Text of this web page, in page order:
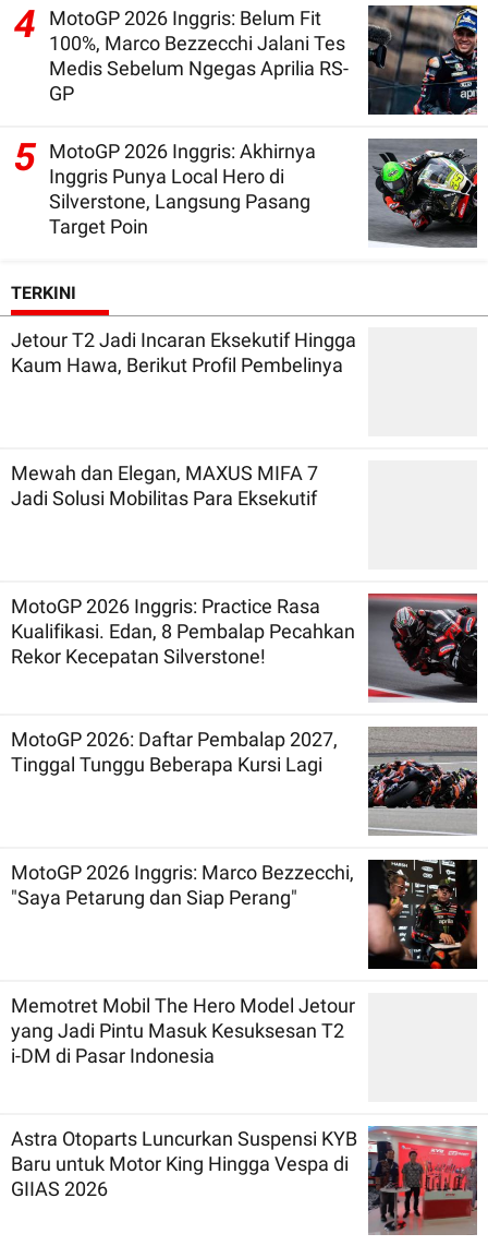
4
MotoGP 2026 Inggris: Belum Fit
100%, Marco Bezzecchi Jalani Tes
Medis Sebelum Ngegas Aprilia RS-
GP
5 MotoGP 2026 Inggris: Akhirnya
Inggris Punya Local Hero di
Silverstone, Langsung Pasang
Target Poin
TERKINI
Jetour T2 Jadi Incaran Eksekutif Hingga
Kaum Hawa, Berikut Profil Pembelinya
Mewah dan Elegan, MAXUS MIFA 7
Jadi Solusi Mobilitas Para Eksekutif
MotoGP 2026 Inggris: Practice Rasa
Kualifikasi. Edan, 8 Pembalap Pecahkan
Rekor Kecepatan Silverstone!
MotoGP 2026: Daftar Pembalap 2027,
Tinggal Tunggu Beberapa Kursi Lagi
MotoGP 2026 Inggris: Marco Bezzecchi,
"Saya Petarung dan Siap Perang"
Memotret Mobil The Hero Model Jetour
yang Jadi Pintu Masuk Kesuksesan T2
i-DM di Pasar Indonesia
Astra Otoparts Luncurkan Suspensi KYB
Baru untuk Motor King Hingga Vespa di
GIIAS 2026